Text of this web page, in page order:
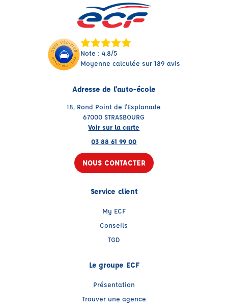
Note : 4.8/5
Moyenne calculée sur 189 avis
Adresse de l'auto-école
18, Rond Point de l'Esplanade
67000 STRASBOURG
Voir sur la carte
03 88 61 99 00
NOUS CONTACTER
Service client
My ECF
Conseils
TGD
Le groupe ECF
Présentation
Trouver une agence